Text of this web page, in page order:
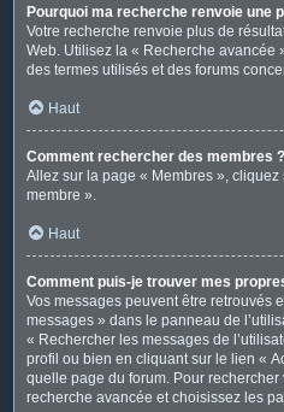
Pourquoi ma recherche renvoie une
Votre recherche renvoie plus de
Web. Utilisez la « Recherche avancée
des termes utilisés et des forums
Haut
Comment rechercher des membres ?
Allez sur la page « Membres »,
membre ».
Haut
Comment puis-je trouver mes
Vos messages peuvent être retrouvés
messages » dans le panneau de
« Rechercher les messages de
profil ou bien en cliquant sur le lien «
quelle page du forum. Pour
recherche avancée et choisissez les